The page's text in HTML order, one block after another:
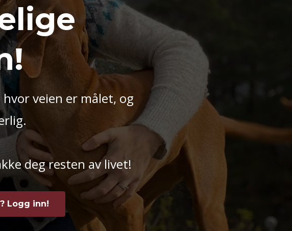
veien er målet, og
deg resten av livet!
Logg inn!